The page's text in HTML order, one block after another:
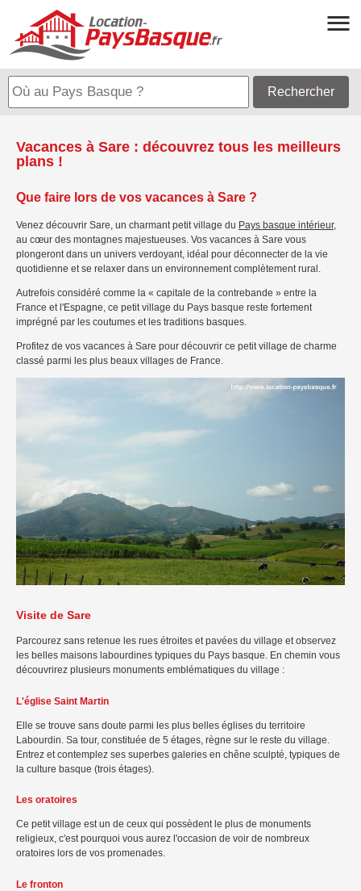
Rechercher
Vacances à Sare : découvrez tous les meilleurs
plans !
Que faire lors de vos vacances à Sare ?
Venez découvrir Sare, un charmant petit village du Pays basque intérieur,
au cœur des montagnes majestueuses. Vos vacances à Sare vous
plongeront dans un univers verdoyant, idéal pour déconnecter de la vie
quotidienne et se relaxer dans un environnement complètement rural.
Autrefois considéré comme la « capitale de la contrebande » entre la
France et l'Espagne, ce petit village du Pays basque reste fortement
imprégné par les coutumes et les traditions basques.
Profitez de vos vacances à Sare pour découvrir ce petit village de charme
classé parmi les plus beaux villages de France.
Visite de Sare
Parcourez sans retenue les rues étroites et pavées du village et observez
les belles maisons labourdines typiques du Pays basque. En chemin vous
découvrirez plusieurs monuments emblématiques du village :
L'église Saint Martin
Elle se trouve sans doute parmi les plus belles églises du territoire
Labourdin. Sa tour, constituée de 5 étages, règne sur le reste du village.
Entrez et contemplez ses superbes galeries en chêne sculpté, typiques de
la culture basque (trois étages).
Les oratoires
Ce petit village est un de ceux qui possèdent le plus de monuments
religieux, c'est pourquoi vous aurez l'occasion de voir de nombreux
oratoires lors de vos promenades.
Le fronton